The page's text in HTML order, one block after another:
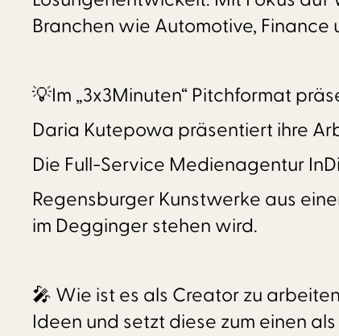
Branchen wie Automotive, Finance
💡Im „3x3Minuten“ Pitchformat
Daria Kutepowa präsentiert ihre
Die Full-Service Medienagentur
Regensburger Kunstwerke aus
im Degginger stehen wird.
🎤 Wie ist es als Creator zu
Ideen und setzt diese zum einen